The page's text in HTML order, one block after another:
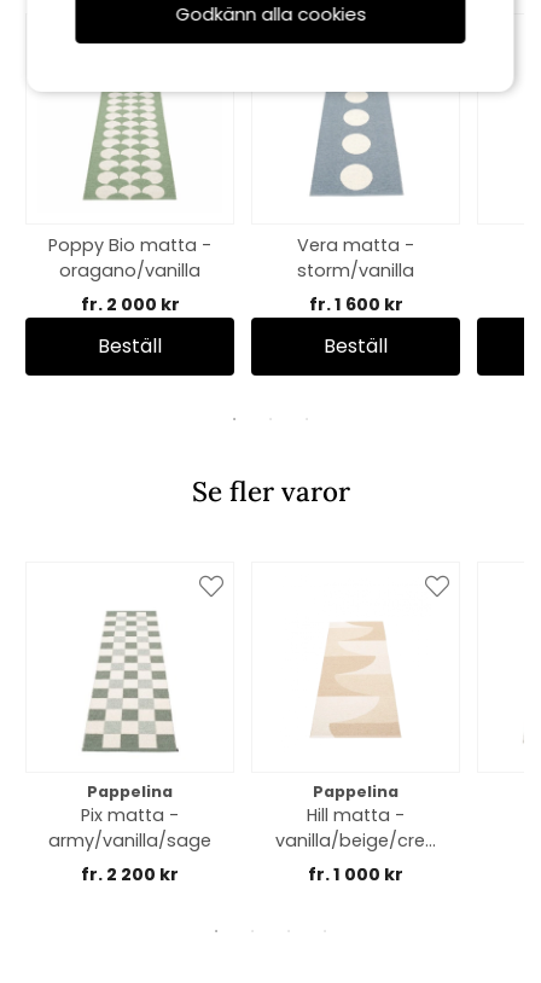
Poppy Bio matta -
oragano/vanilla
fr. 2 000 kr
Beställ
Vera matta -
storm/vanilla
fr. 1 600 kr
Beställ
Se fler varor
Pappelina
Pix matta -
army/vanilla/sage
fr. 2 200 kr
Pappelina
Hill matta -
vanilla/beige/crea
m
fr. 1 000 kr
Godkänn alla cookies